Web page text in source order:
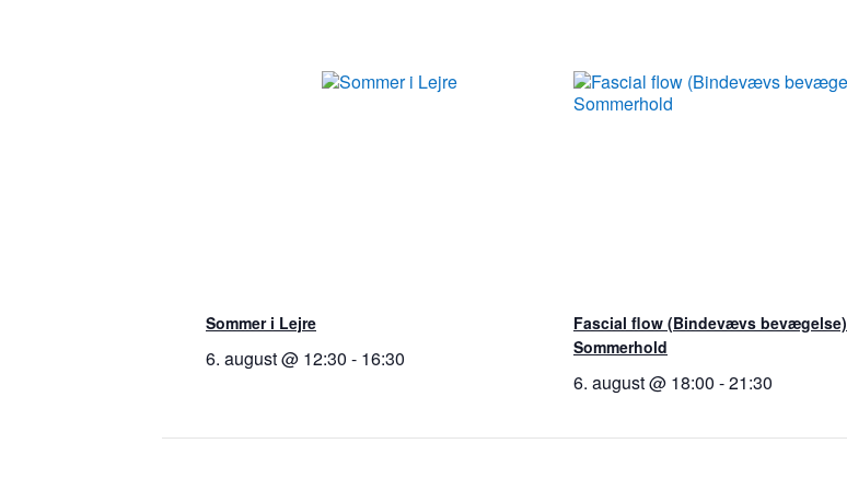
Sommer i Lejre
6. august @ 12:30 - 16:30
Fascial flow (Bindevævs bevægelse)
Sommerhold
6. august @ 18:00 -21:30